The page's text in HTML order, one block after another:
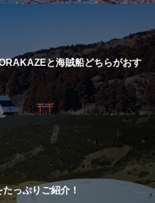
と海賊船どちらがおす
っぷりご紹介！